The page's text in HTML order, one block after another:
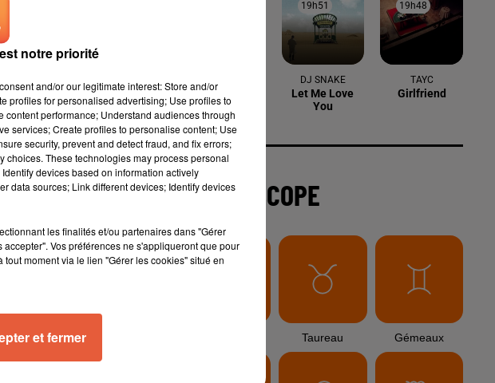
000 spectateurs. C’est
de Coupe d’Europe.
6 août 2026
Arles : après un taureau percuté lors
d'une abrivado à Saliers,...
CHU de Nîmes appelle à la plus...
Sauvage'On Festival : une première
édition électro attendue au cœur...
notre priorité
and/or our legitimate interest: Store and/or
profiles for personalised advertising; Use profiles to
performance; Understand audiences through
services; Create profiles to personalise content; Use
security, prevent and detect fraud, and fix errors;
These technologies may process personal
devices based on information actively
data sources; Link different devices; Identify devices
les finalités et/ou partenaires dans "Gérer
Vos préférences ne s'appliqueront que pour
moment via le lien "Gérer les cookies" situé en
et fermer